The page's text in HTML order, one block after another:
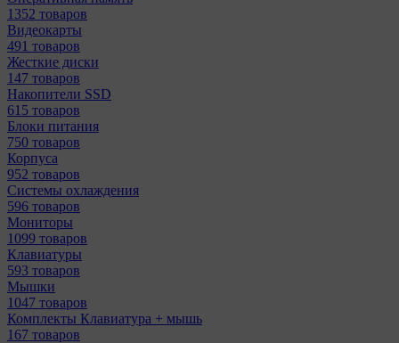
1352 товаров
Видеокарты
491 товаров
Жесткие диски
147 товаров
Накопители SSD
615 товаров
Блоки питания
750 товаров
Корпуса
952 товаров
Системы охлаждения
596 товаров
Мониторы
1099 товаров
Клавиатуры
593 товаров
Мышки
1047 товаров
Комплекты Клавиатура + мышь
167 товаров